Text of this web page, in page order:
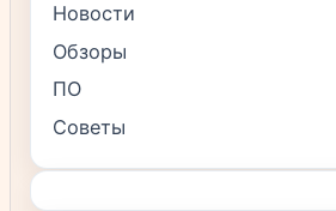
Новости
Обзоры
ПО
Советы